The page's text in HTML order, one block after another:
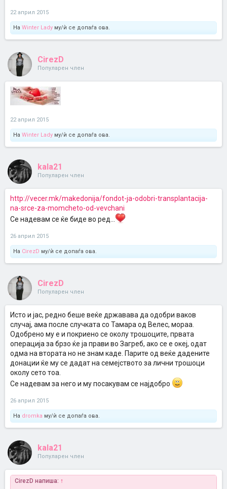
22 април 2015
На Winter Lady му/ѝ се допаѓа ова.
CirezD
Популарен член
22 април 2015
На Winter Lady му/ѝ се допаѓа ова.
kala21
Популарен член
http://vecer.mk/makedonija/fondot-ja-odobri-transplantacija-
na-srce-za-momcheto-od-vevchani
Се надевам се ќе биде во ред...
26 април 2015
На CirezD му/ѝ се допаѓа ова.
CirezD
Популарен член
Исто и јас, редно беше веќе државава да одобри ваков
случај, ама после случката со Тамара од Велес, мораа.
Одобрено му е и покриено се околу трошоците, првата
операција за брзо ќе ја прави во Загреб, ако се е океј, одат
одма на втората но не знам каде. Парите од веќе дадените
донации ќе му се дадат на семејството за лични трошоци
околу сето тоа.
Се надевам за него и му посакувам се најдобро
26 април 2015
На dromka му/ѝ се допаѓа ова.
kala21
Популарен член
CirezD напиша: ↑